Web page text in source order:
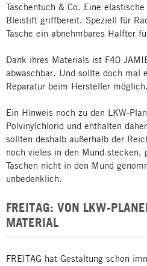
Taschentuch & Co. Eine
Bleistift griffbereit. Speziell für
Tasche ein abnehmbares Halfter
Dank ihres Materials ist F40
abwaschbar. Und sollte doch mal
Reparatur beim Hersteller möglich.
Ein Hinweis noch zu den LKW-
Polvinylchlorid und enthalten
sollten deshalb außerhalb der
noch vieles in den Mund stecken,
Taschen nicht in den Mund
unbedenklich.
FREITAG: VON LKW-
MATERIAL
FREITAG hat Gestaltung schon